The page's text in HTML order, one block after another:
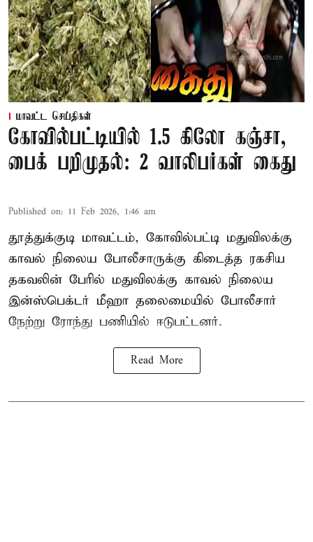
மாவட்ட செய்திகள்
கோவில்பட்டியில் 1.5 கிலோ கஞ்சா,
பைக் பறிமுதல்: 2 வாலிபர்கள் கைது
Published on: 11 Feb 2026, 1:46 am
தூத்துக்குடி மாவட்டம், கோவில்பட்டி மதுவிலக்கு
காவல் நிலைய போலீசாருக்கு கிடைத்த ரகசிய
தகவலின் பேரில் மதுவிலக்கு காவல் நிலைய
இன்ஸ்பெக்டர் மீஹா தலைமையில் போலீசார்
நேற்று ரோந்து பணியில் ஈடுபட்டனர்.
Read More